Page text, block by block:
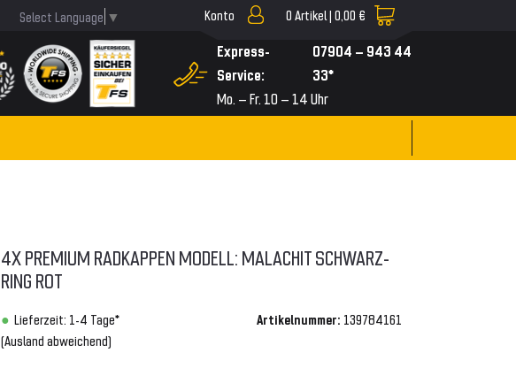
Select Language ▼ Konto 0 Artikel | 0,00 €
Express-
Service:
07904 – 943 44
33*
Mo. – Fr. 10 – 14 Uhr
4X PREMIUM RADKAPPEN MODELL: MALACHIT SCHWARZ-
RING ROT
Lieferzeit: 1-4 Tage*
(Ausland abweichend)
Artikelnummer: 139784161